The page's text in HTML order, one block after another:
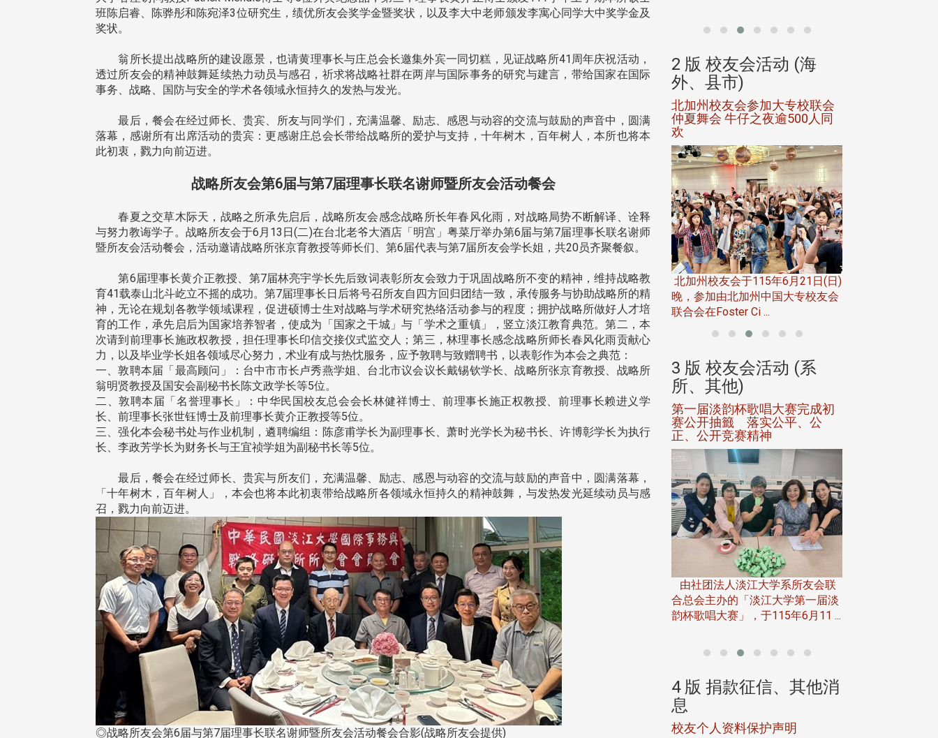
班陈启睿、陈骅彤和陈宛泽3位研究生，绩优所友会奖学金暨奖状，以及李大中老师颁发李寓心同学大中奖学金及
奖状。
翁所长提出战略所的建设愿景，也请黄理事长与庄总会长邀集外宾一同切糕，见证战略所41周年庆祝活动，
透过所友会的精神鼓舞延续热力动员与感召，祈求将战略社群在两岸与国际事务的研究与建言，带给国家在国际
事务、战略、国防与安全的学术各领域永恒持久的发热与发光。
最后，餐会在经过师长、贵宾、所友与同学们，充满温馨、励志、感恩与动容的交流与鼓励的声音中，圆满
落幕，感谢所有出席活动的贵宾：更感谢庄总会长带给战略所的爱护与支持，十年树木，百年树人，本所也将本
此初衷，戮力向前迈进。
战略所友会第6届与第7届理事长联名谢师暨所友会活动餐会
春夏之交草木际天，战略之所承先启后，战略所友会感念战略所长年春风化雨，对战略局势不断解译、诠释
与努力教诲学子。战略所友会于6月13日(二)在台北老爷大酒店「明宫」粤菜厅举办第6届与第7届理事长联名谢师
暨所友会活动餐会，活动邀请战略所张京育教授等师长们、第6届代表与第7届所友会学长姐，共20员齐聚餐叙。
第6届理事长黄介正教授、第7届林亮宇学长先后致词表彰所友会致力于巩固战略所不变的精神，维持战略教
育41载泰山北斗屹立不摇的成功。第7届理事长日后将号召所友自四方回归团结一致，承传服务与协助战略所的精
神，无论在规划各教学领域课程，促进硕博士生对战略与学术研究热络活动参与的程度；拥护战略所做好人才培
育的工作，承先启后为国家培养智者，使成为「国家之干城」与「学术之重镇」，竖立淡江教育典范。第二，本
次请到前理事长施政权教授，担任理事长印信交接仪式监交人；第三，林理事长感念战略所师长春风化雨贡献心
力，以及毕业学长姐各领域尽心努力，术业有成与热忱服务，应予敦聘与致赠聘书，以表彰作为本会之典范：
一、敦聘本届「最高顾问」：台中市市长卢秀燕学姐、台北市议会议长戴锡钦学长、战略所张京育教授、战略所
翁明贤教授及国安会副秘书长陈文政学长等5位。
二、敦聘本届「名誉理事长」：中华民国校友总会会长林健祥博士、前理事长施正权教授、前理事长赖进义学
长、前理事长张世钰博士及前理事长黄介正教授等5位。
三、强化本会秘书处与作业机制，遴聘编组：陈彦甫学长为副理事长、萧时光学长为秘书长、许博彰学长为执行
长、李政芳学长为财务长与王宜祯学姐为副秘书长等5位。
最后，餐会在经过师长、贵宾与所友们，充满温馨、励志、感恩与动容的交流与鼓励的声音中，圆满落幕，
「十年树木，百年树人」，本会也将本此初衷带给战略所各领域永恒持久的精神鼓舞，与发热发光延续动员与感
召，戮力向前迈进。
◎战略所友会第6届与第7届理事长联名谢师暨所友会活动餐会合影(战略所友会提供)
24日(三)下午5时 ...
1 ...
校友会活动 (海
校友交流智慧治理凝聚向
举办拜会台中市政府活动。参
由母校战略所所长李大中、 ...
2 版 校友会活动 (海
外、县市)
理事会议 许宗由当选116年
会长 并获授权承办下届世界
校友双年会
南加州校友会于115年6月27日(日)
在美国洛杉矶华侨文教服务中心
（洛侨文化中心）会议室召开115
...
2 版 校友会活动 (海
外、县市)
持续推进
世界校友总会联合会、东南亚校友
总会、泰国校友会及校友处分别于
2 版 校友会活动 (海
外、县市)
仲夏舞会 牛仔之夜逾500人同
欢
北加州校友会于115年6月21日(日)
晚，参加由北加州中国大专校友会
联合会在Foster Ci ...
2 版 校友会活动 (海
外、县市)
华东校友会6月活动
华东校友会于115年6月10日(三)
至16日(二)，27名校友夥伴一同前
往中国宁夏省参访，活 ...
校友会活动 (系
友来访】香港校友会前会
雅琴、杜天宝学长
校友会前会长叶雅琴学姐与
宝学长一家，于115年6月4日
返校拜访校友处，受到校友 ...
3 版 校友会活动 (系
所、其他)
邱孝贤接任跨业合作协进会第2
届理事长
跨业合作协进会第二届第一次会员
大会于6月5日下午7时，在台北校
园D508室举行，本校潘伯申研发
长、 ...
3 版 校友会活动 (系
西语系同学会第6届第2次会员
大会 瑶琴一曲来薰风，淡江西
语系友相聚首
西语系同学会于115年6月7日
(日)在台北校园D509举办第6届第2
次会员大会。会长蓝挹丰感谢各 ...
3 版 校友会活动 (系
第一届淡韵杯歌唱大赛完成初
正、公开竞赛精神
由社团法人淡江大学系所友会联
合总会主办的「淡江大学第一届淡
韵杯歌唱大赛」，于115年6月11 ...
3 版 校友会活动 (系
所、其他)
中文系友会举办62年毕业同学
会
六月中旬，中文系62年毕业近30
位同学在淡水举办两天一夜的同学
会，让这群年近八十的老同学们重
捐款征信、其他消
使用「淡江大学校园征才
4 版 捐款征信、其他消
捐款芳名录
4 版 捐款征信、其他消
息
淡江大学永续发展-捐款指定用
4 版 捐款征信、其他消
息
校友个人资料保护声明
4 版 捐款征信、其他消
息
欢迎订阅校友e报！